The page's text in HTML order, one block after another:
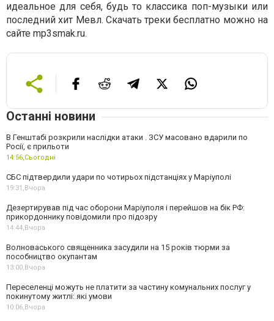
идеальное для себя, будь то классика поп-музыки или
последний хит Мевл. Скачать треки бесплатно можно на
сайте mp3smak.ru.
Останні новини
В Генштабі розкрили наслідки атаки . ЗСУ масовано вдарили по
Росії, є прильоти
14:56,Сьогодні
СБС підтвердили удари по чотирьох підстанціях у Маріуполі
19:31,Вчора
Дезертирував під час оборони Маріуполя і перейшов на бік РФ:
прикордоннику повідомили про підозру
14:44,Вчора
Волноваського священника засудили на 15 років тюрми за
пособництво окупантам
13:00,Вчора
Переселенці можуть не платити за частину комунальних послуг у
покинутому житлі: які умови
10:06,Вчора